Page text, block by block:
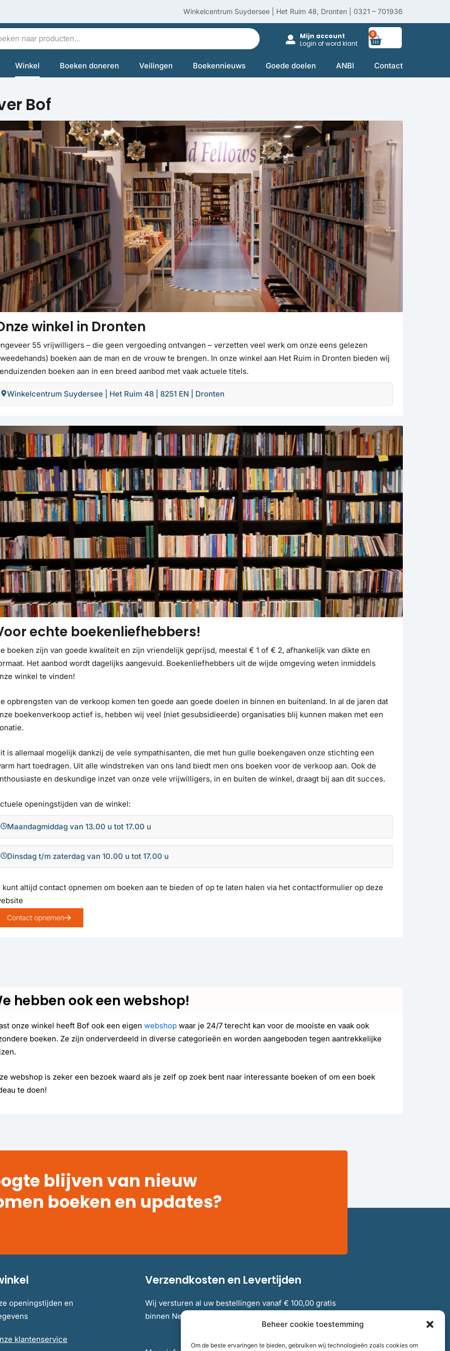
Beheer cookie toestemming
Om de beste ervaringen te bieden, gebruiken wij technologieën zoals cookies om
Winkelcentrum Suydersee | Het Ruim 48, Dronten | 0321 – 701936
Mijn account
Login of word klant
0
Winkel Boeken doneren Veilingen Boekennieuws Goede doelen ANBI Contact
Bof
winkel in Dronten
55 vrijwilligers – die geen vergoeding ontvangen – verzetten veel werk om onze eens gelezen
boeken aan de man en de vrouw te brengen. In onze winkel aan Het Ruim in Dronten bieden wij
boeken aan in een breed aanbod met vaak actuele titels.
Winkelcentrum Suydersee | Het Ruim 48 | 8251 EN | Dronten
echte boekenliefhebbers!
boeken zijn van goede kwaliteit en zijn vriendelijk geprijsd, meestal € 1 of € 2, afhankelijk van dikte en
Het aanbod wordt dagelijks aangevuld. Boekenliefhebbers uit de wijde omgeving weten inmiddels
winkel te vinden!
opbrengsten van de verkoop komen ten goede aan goede doelen in binnen en buitenland. In al de jaren dat
boekenverkoop actief is, hebben wij veel (niet gesubsidieerde) organisaties blij kunnen maken met een
is allemaal mogelijk dankzij de vele sympathisanten, die met hun gulle boekengaven onze stichting een
hart toedragen. Uit alle windstreken van ons land biedt men ons boeken voor de verkoop aan. Ook de
en deskundige inzet van onze vele vrijwilligers, in en buiten de winkel, draagt bij aan dit succes.
openingstijden van de winkel:
Maandagmiddag van 13.00 u tot 17.00 u
Dinsdag t/m zaterdag van 10.00 u tot 17.00 u
kunt altijd contact opnemen om boeken aan te bieden of op te laten halen via het contactformulier op deze
Contact opnemen
hebben ook een webshop!
onze winkel heeft Bof ook een eigen webshopwaar je 24/7 terecht kan voor de mooiste en vaak ook
boeken. Ze zijn onderverdeeld in diverse categorieën en worden aangeboden tegen aantrekkelijke
webshop is zeker een bezoek waard als je zelf op zoek bent naar interessante boeken of om een boek
te doen!
blijven van nieuw
boeken en updates?
openingstijden en
klantenservice
Verzendkosten en Levertijden
Wij versturen al uw bestellingen vanaf € 100,00 gratis
binnen Nederland en België.